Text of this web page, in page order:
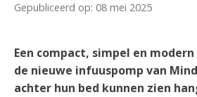
Gepubliceerd op: 08 mei 2025
Een compact, simpel en
de nieuwe infuuspomp van
achter hun bed kunnen zien